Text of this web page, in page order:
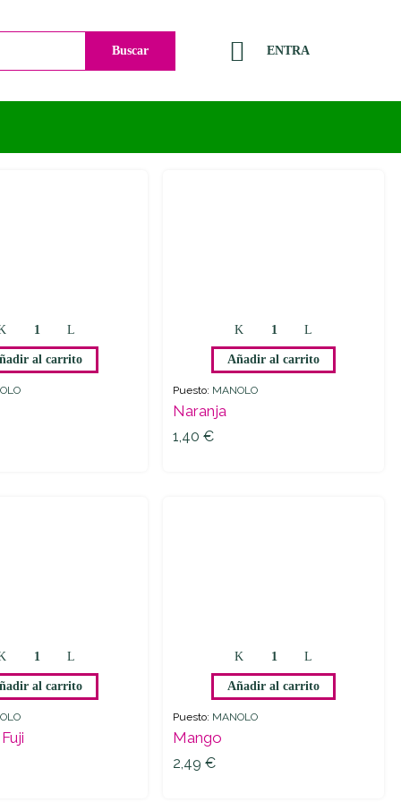
Buscar ENTRA
al carrito Añadir al carrito
1,40€
Puesto: MANOLO
Naranja
1,40 €
al carrito Añadir al carrito
2,49€
Puesto: MANOLO
Mango
2,49 €